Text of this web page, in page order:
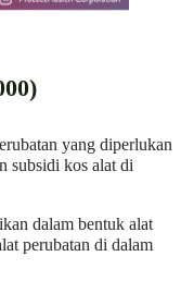
yang diperlukan
subsidi kos alat di
dalam bentuk alat
perubatan di dalam